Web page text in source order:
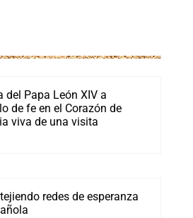
Papa León XIV a
de fe en el Corazón de
viva de una visita
redes de esperanza